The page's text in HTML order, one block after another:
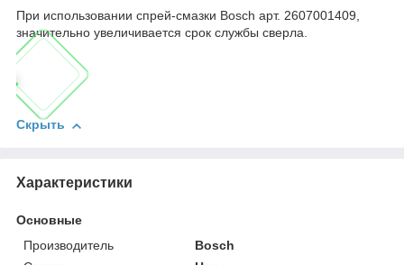
При использовании спрей-смазки Bosch арт. 2607001409,
значительно увеличивается срок службы сверла.
Скрыть
Характеристики
Основные
Производитель
Bosch